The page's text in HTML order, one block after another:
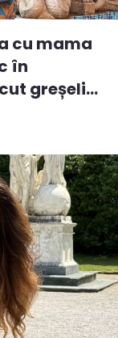
cu mama
în
greșeli...